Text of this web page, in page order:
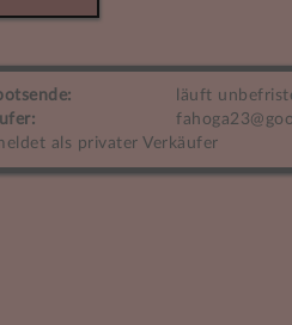
läuft
als privater Verkäufer